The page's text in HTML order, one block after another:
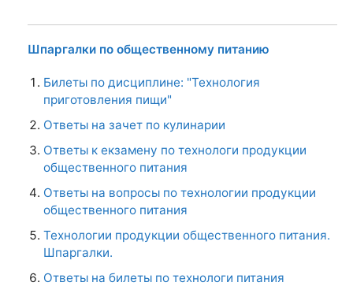
Шпаргалки по общественному питанию
Билеты по дисциплине: "Технология
приготовления пищи"
Ответы на зачет по кулинарии
Ответы к екзамену по технологи продукции
общественного питания
Ответы на вопросы по технологии продукции
общественного питания
Технологии продукции общественного питания.
Шпаргалки.
Ответы на билеты по технологи питания